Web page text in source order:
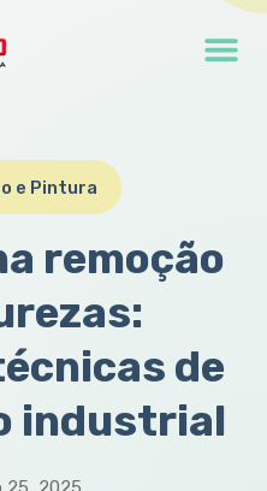
e Pintura
remoção
de
industrial